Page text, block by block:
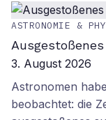
ASTRONOMIE &
3. August 2026
Astronomen
beobachtet: die